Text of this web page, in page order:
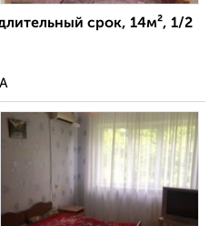
срок, 14м², 1/2